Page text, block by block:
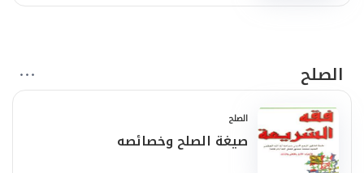
الصلح
الصلح
صيغة الصلح وخصائصه